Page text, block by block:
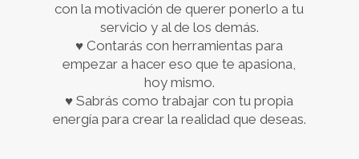
con la motivación de querer ponerlo a tu
servicio y al de los demás.
♥ Contarás con herramientas para
empezar a hacer eso que te apasiona,
hoy mismo.
♥ Sabrás como trabajar con tu propia
energía para crear la realidad que deseas.